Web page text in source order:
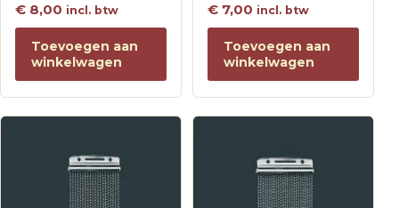
€ 8,00 incl. btw
Toevoegen aan
winkelwagen
€ 7,00 incl. btw
Toevoegen aan
winkelwagen